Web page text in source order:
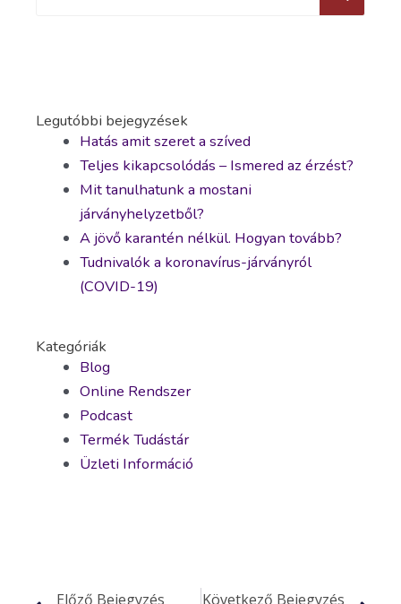
Legutóbbi bejegyzések
Hatás amit szeret a szíved
Teljes kikapcsolódás – Ismered az érzést?
Mit tanulhatunk a mostani
járványhelyzetből?
A jövő karantén nélkül. Hogyan tovább?
Tudnivalók a koronavírus-járványról
(COVID-19)
Kategóriák
Blog
Online Rendszer
Podcast
Termék Tudástár
Üzleti Információ
Előző Bejegyzés Következő Bejegyzés